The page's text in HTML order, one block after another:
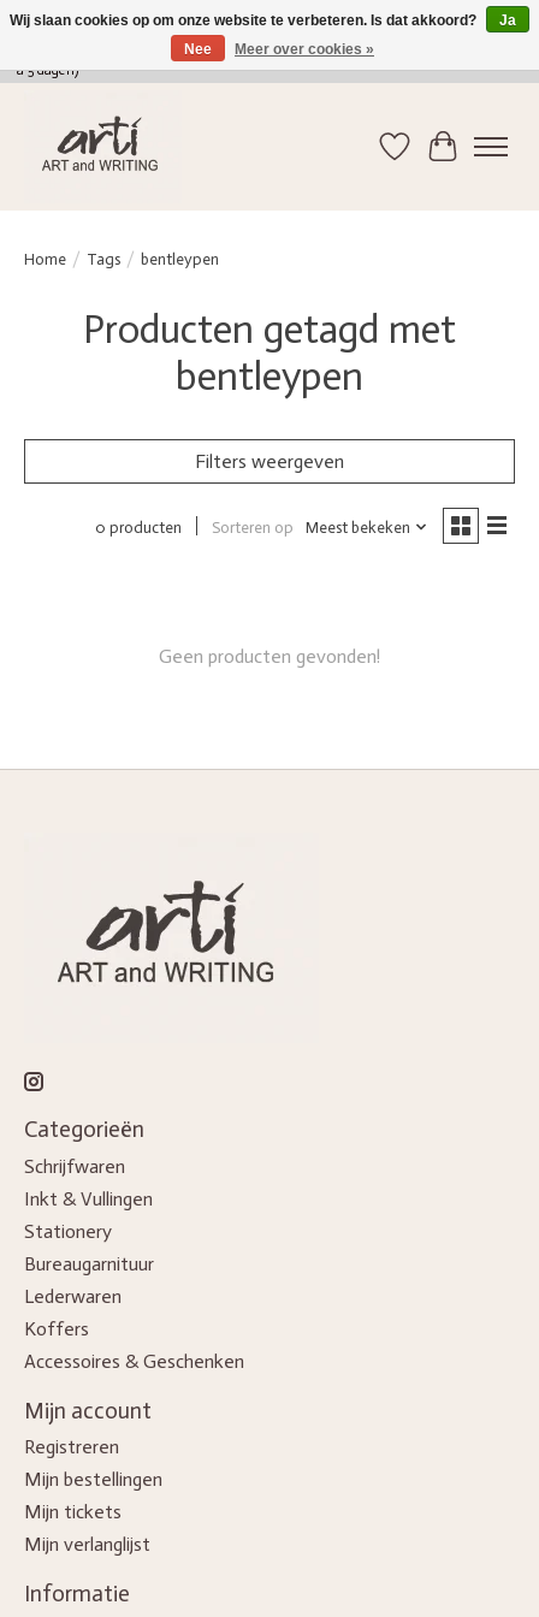
verkoop@arti-artandwriting.be/ +32 (0)471 41 82 41 / GRATIS verzending > 75 euro (2
a 5 dagen)
Verlanglijst
Home / Tags / bentleypen
Producten getagd met
bentleypen
Filters weergeven
0 producten Sorteren op Meest bekeken
Geen producten gevonden!
Categorieën
Schrijfwaren
Inkt & Vullingen
Stationery
Bureaugarnituur
Lederwaren
Koffers
Accessoires & Geschenken
Mijn account
Registreren
Mijn bestellingen
Mijn tickets
Mijn verlanglijst
Informatie
Wij slaan cookies op om onze website te verbeteren. Is dat akkoord?
Ja
Nee
Meer over cookies »